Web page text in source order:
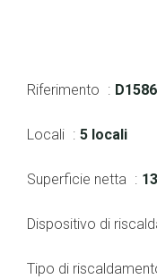
Riferimento
Locali 5 locali
Superficie netta
Dispositivo di
Tipo di